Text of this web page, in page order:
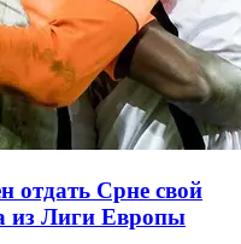
отдать Срне свой
из Лиги Европы